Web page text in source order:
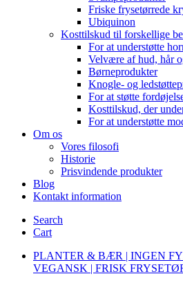
Friske frysetørrede
Ubiquinon
Kosttilskud til forskellige
For at understøtte
Velvære af hud, hår
Børneprodukter
Knogle- og
For at støtte
Kosttilskud, der
For at understøtte
Om os
Vores filosofi
Historie
Prisvindende produkter
Blog
Kontakt information
Search
Cart
PLANTER & BÆR | INGEN
VEGANSK | FRISK